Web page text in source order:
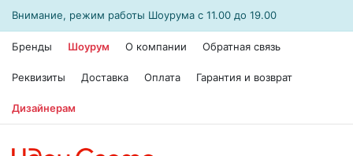
Внимание, режим работы Шоурума с 11.00 до 19.00
Бренды Шоурум О компании Обратная связь
Реквизиты Доставка Оплата Гарантия и возврат
Дизайнерам